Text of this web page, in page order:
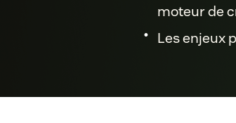
moteur de
• Les enjeux